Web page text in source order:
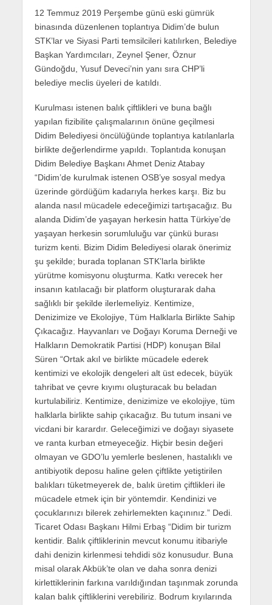
12 Temmuz 2019 Perşembe günü eski gümrük
binasında düzenlenen toplantıya Didim’de bulun
STK’lar ve Siyasi Parti temsilcileri katılırken, Belediye
Başkan Yardımcıları, Zeynel Şener, Öznur
Gündoğdu, Yusuf Deveci’nin yanı sıra CHP’li
belediye meclis üyeleri de katıldı.
Kurulması istenen balık çiftlikleri ve buna bağlı
yapılan fizibilite çalışmalarının önüne geçilmesi
Didim Belediyesi öncülüğünde toplantıya katılanlarla
birlikte değerlendirme yapıldı. Toplantıda konuşan
Didim Belediye Başkanı Ahmet Deniz Atabay
“Didim’de kurulmak istenen OSB’ye sosyal medya
üzerinde gördüğüm kadarıyla herkes karşı. Biz bu
alanda nasıl mücadele edeceğimizi tartışacağız. Bu
alanda Didim’de yaşayan herkesin hatta Türkiye’de
yaşayan herkesin sorumluluğu var çünkü burası
turizm kenti. Bizim Didim Belediyesi olarak önerimiz
şu şekilde; burada toplanan STK’larla birlikte
yürütme komisyonu oluşturma. Katkı verecek her
insanın katılacağı bir platform oluşturarak daha
sağlıklı bir şekilde ilerlemeliyiz. Kentimize,
Denizimize ve Ekolojiye, Tüm Halklarla Birlikte Sahip
Çıkacağız. Hayvanları ve Doğayı Koruma Derneği ve
Halkların Demokratik Partisi (HDP) konuşan Bilal
Süren “Ortak akıl ve birlikte mücadele ederek
kentimizi ve ekolojik dengeleri alt üst edecek, büyük
tahribat ve çevre kıyımı oluşturacak bu beladan
kurtulabiliriz. Kentimize, denizimize ve ekolojiye, tüm
halklarla birlikte sahip çıkacağız. Bu tutum insani ve
vicdani bir karardır. Geleceğimizi ve doğayı siyasete
ve ranta kurban etmeyeceğiz. Hiçbir besin değeri
olmayan ve GDO’lu yemlerle beslenen, hastalıklı ve
antibiyotik deposu haline gelen çiftlikte yetiştirilen
balıkları tüketmeyerek de, balık üretim çiftlikleri ile
mücadele etmek için bir yöntemdir. Kendinizi ve
çocuklarınızı bilerek zehirlemekten kaçınınız.” Dedi.
Ticaret Odası Başkanı Hilmi Erbaş “Didim bir turizm
kentidir. Balık çiftliklerinin mevcut konumu itibariyle
dahi denizin kirlenmesi tehdidi söz konusudur. Buna
misal olarak Akbük’te olan ve daha sonra denizi
kirlettiklerinin farkına varıldığından taşınmak zorunda
kalan balık çiftliklerini verebiliriz. Bodrum kıyılarında